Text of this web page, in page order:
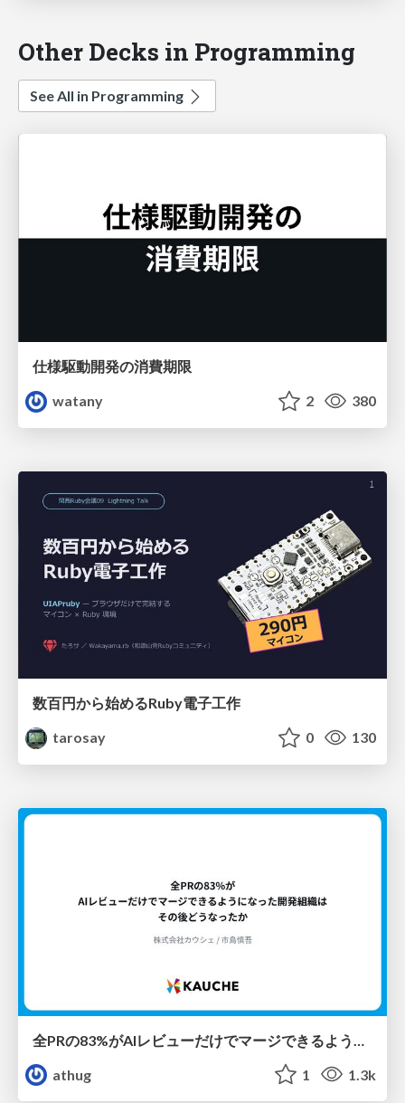
Other Decks in Programming
See All in Programming
仕様駆動開発の消費期限
watany
2 380
数百円から始めるRuby電子工作
tarosay
0 130
athug
1 1.3k